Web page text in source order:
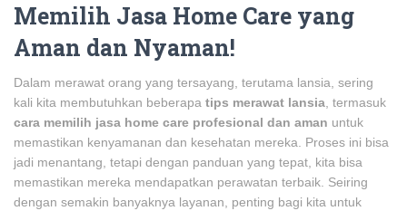
Memilih Jasa Home Care yang
Aman dan Nyaman!
Dalam merawat orang yang tersayang, terutama lansia, sering
kali kita membutuhkan beberapa tips merawat lansia , termasuk
cara memilih jasa home care profesional dan aman untuk
memastikan kenyamanan dan kesehatan mereka. Proses ini bisa
jadi menantang, tetapi dengan panduan yang tepat, kita bisa
memastikan mereka mendapatkan perawatan terbaik. Seiring
dengan semakin banyaknya layanan, penting bagi kita untuk